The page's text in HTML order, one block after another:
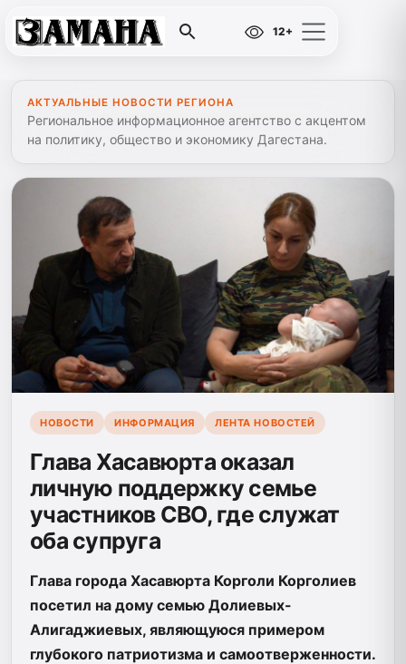
12+
АКТУАЛЬНЫЕ НОВОСТИ РЕГИОНА
Региональное информационное агентство с акцентом
на политику, общество и экономику Дагестана.
НОВОСТИ ИНФОРМАЦИЯ ЛЕНТА НОВОСТЕЙ
Глава Хасавюрта оказал
личную поддержку семье
участников СВО, где служат
оба супруга
Глава города Хасавюрта Корголи Корголиев
посетил на дому семью Долиевых-
Алигаджиевых, являющуюся примером
глубокого патриотизма и самоотверженности.